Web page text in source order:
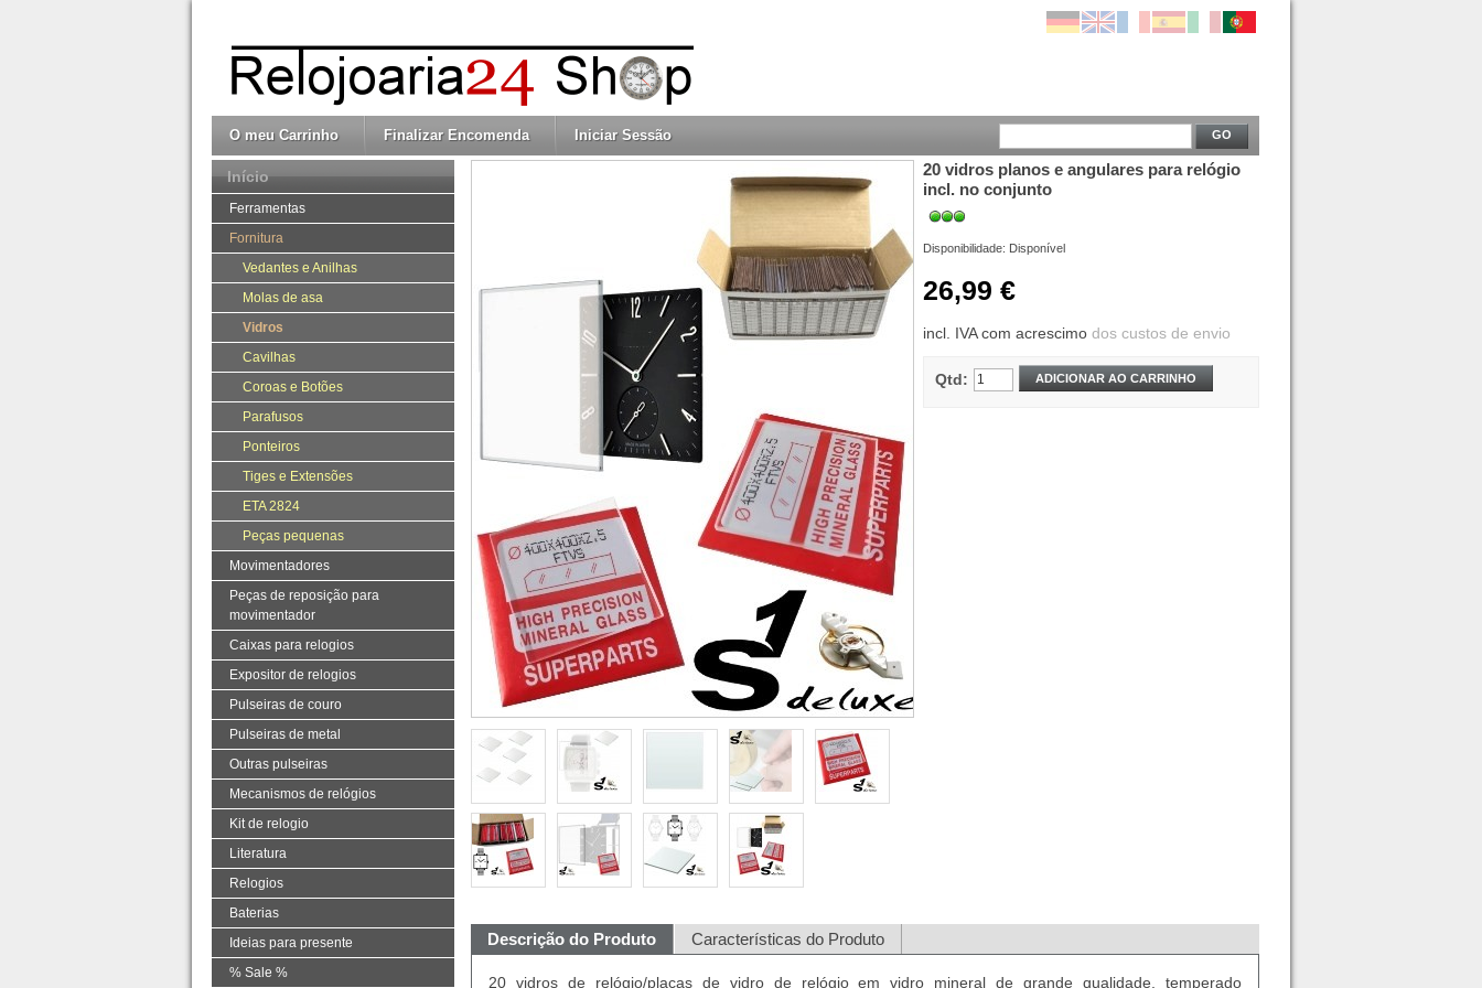
O meu Carrinho Finalizar Encomenda Iniciar Sessão GO
20 vidros planos e angulares para relógio
incl. no conjunto
Disponibilidade: Disponível
26,99 €
incl. IVA com acrescimo dos custos de envio
Qtd: ADICIONAR AO CARRINHO
Descrição do Produto Características do Produto
20 vidros de relógio/placas de vidro de relógio em vidro mineral de grande qualidade, temperado
Início
Ferramentas
Fornitura
Vedantes e Anilhas
Molas de asa
Vidros
Cavilhas
Coroas e Botões
Parafusos
Ponteiros
Tiges e Extensões
ETA 2824
Peças pequenas
Movimentadores
Peças de reposição para
movimentador
Caixas para relogios
Expositor de relogios
Pulseiras de couro
Pulseiras de metal
Outras pulseiras
Mecanismos de relógios
Kit de relogio
Literatura
Relogios
Baterias
Ideias para presente
% Sale %